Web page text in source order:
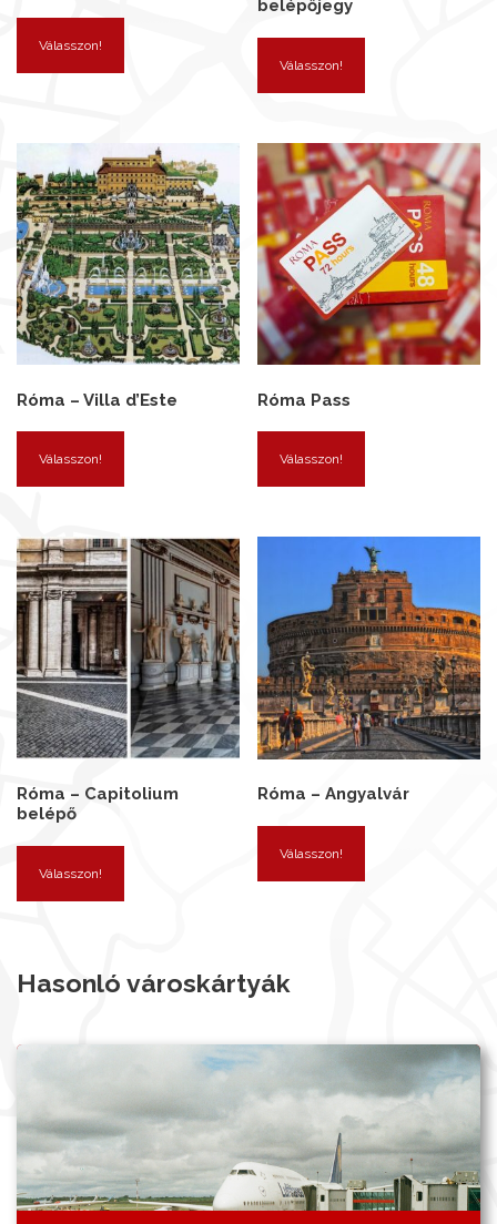
Válasszon!
belépőjegy
Válasszon!
Róma – Villa d’Este
Válasszon!
Róma Pass
Válasszon!
Róma – Capitolium
belépő
Válasszon!
Róma – Angyalvár
Válasszon!
Hasonló városkártyák